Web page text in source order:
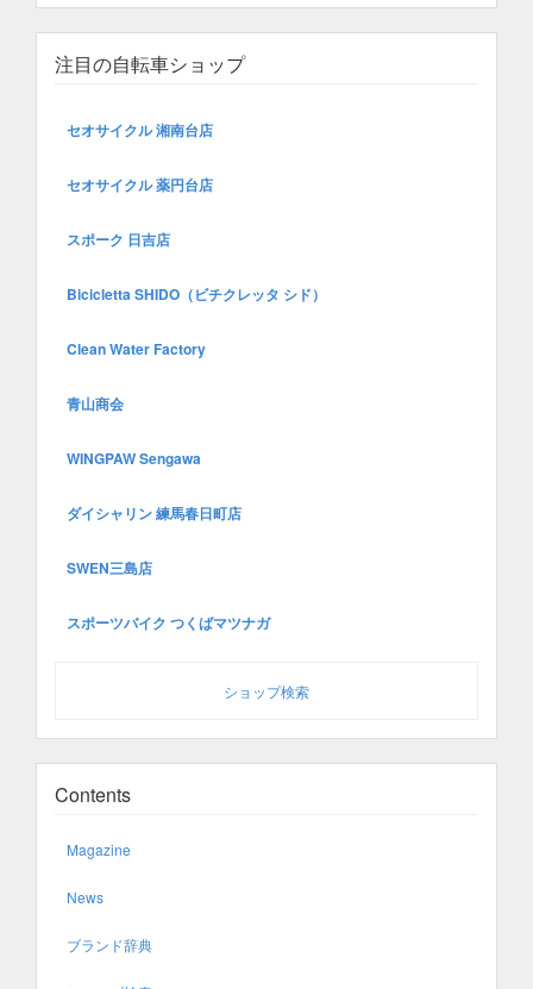
注目の自転車ショップ
セオサイクル 湘南台店
セオサイクル 薬円台店
スポーク 日吉店
Bicicletta SHIDO（ビチクレッタ シド）
Clean Water Factory
青山商会
WINGPAW Sengawa
ダイシャリン 練馬春日町店
SWEN三島店
スポーツバイク つくばマツナガ
ショップ検索
Contents
Magazine
News
ブランド辞典